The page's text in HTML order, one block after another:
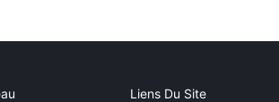
Liens Du Site